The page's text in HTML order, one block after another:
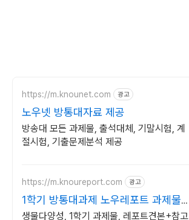
https://m.knounet.com 광고
노우넷 방통대자료 제공
방송대 모든 과제물, 출석대체, 기말시험, 계
절시험, 기출문제분석 제공
https://m.knoureport.com 광고
1학기 방통대과제 노우레포트 과제물
참고자료
생물다양성, 1학기 과제물, 레포트견본+참고